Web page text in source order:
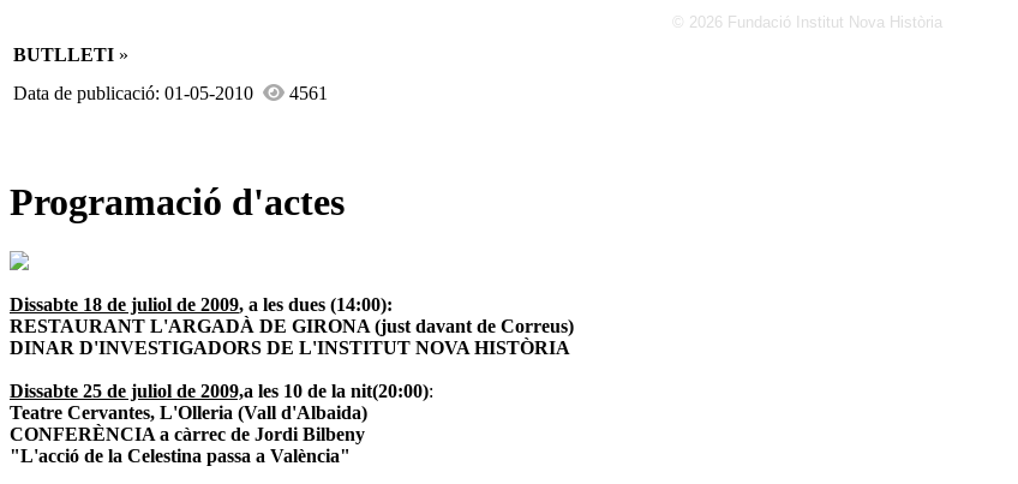
© 2026 Fundació Institut Nova Història
BUTLLETI »
Data de publicació: 01-05-2010
4561
Programació d'actes
Dissabte 18 de juliol de 2009, a les dues (14:00):
RESTAURANT L'ARGADÀ DE GIRONA (just davant de Correus)
DINAR D'INVESTIGADORS DE L'INSTITUT NOVA HISTÒRIA
Dissabte 25 de juliol de 2009,a les 10 de la nit(20:00):
Teatre Cervantes, L'Olleria (Vall d'Albaida)
CONFERÈNCIA a càrrec de Jordi Bilbeny
"L'acció de la Celestina passa a València"